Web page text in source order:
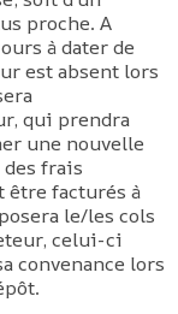
proche. A
à dater de
est absent lors
qui prendra
une nouvelle
des frais
facturés à
le/les cols
celui-ci
convenance lors